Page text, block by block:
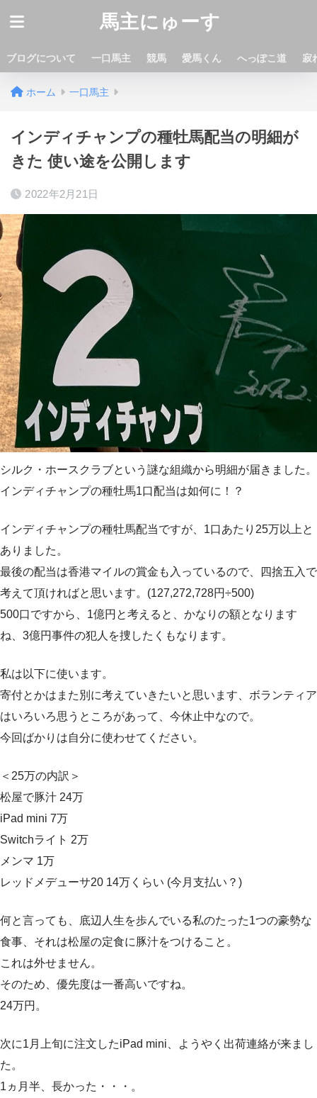
馬主にゅーす
ブログについて 一口馬主 競馬 愛馬くん へっぽこ道 寂
ホーム 一口馬主
インディチャンプの種牡馬配当の明細が
きた 使い途を公開します
2022年2月21日
シルク・ホースクラブという謎な組織から明細が届きました。
インディチャンプの種牡馬1口配当は如何に！？
インディチャンプの種牡馬配当ですが、1口あたり25万以上と
ありました。
最後の配当は香港マイルの賞金も入っているので、四捨五入で
考えて頂ければと思います。(127,272,728円÷500)
500口ですから、1億円と考えると、かなりの額となります
ね、3億円事件の犯人を捜したくもなります。
私は以下に使います。
寄付とかはまた別に考えていきたいと思います、ボランティア
はいろいろ思うところがあって、今休止中なので。
今回ばかりは自分に使わせてください。
＜25万の内訳＞
松屋で豚汁 24万
iPad mini 7万
Switchライト 2万
メンマ 1万
レッドメデューサ20 14万くらい (今月支払い？)
何と言っても、底辺人生を歩んでいる私のたった1つの豪勢な
食事、それは松屋の定食に豚汁をつけること。
これは外せません。
そのため、優先度は一番高いですね。
24万円 。
次に1月上旬に注文したiPad mini、ようやく出荷連絡が来まし
た。
1ヵ月半、長かった・・・。